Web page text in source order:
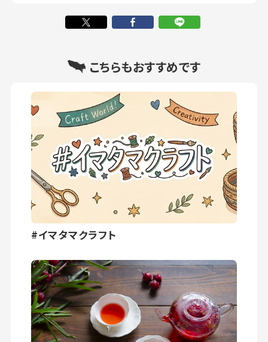
こちらもおすすめです
#イマタマクラフト